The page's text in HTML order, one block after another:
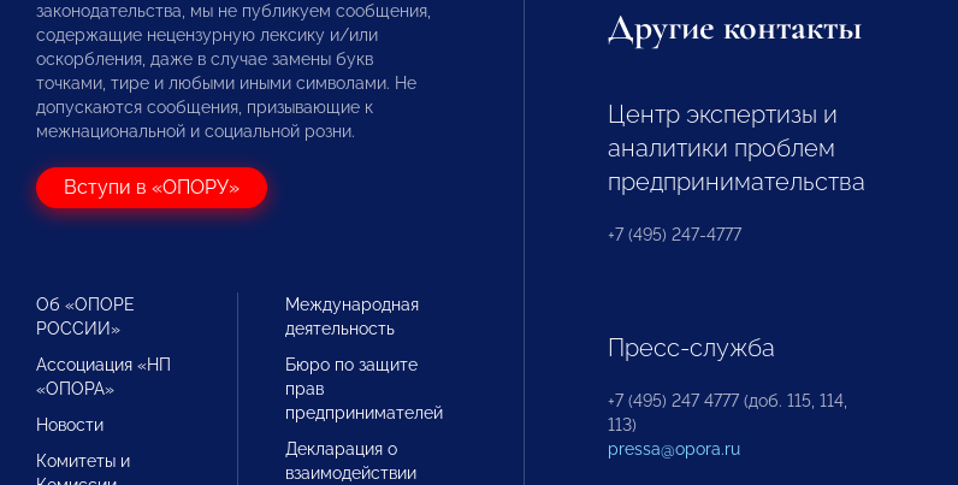
законодательства, мы не публикуем сообщения,
содержащие нецензурную лексику и/или
оскорбления, даже в случае замены букв
точками, тире и любыми иными символами. Не
допускаются сообщения, призывающие к
межнациональной и социальной розни.
Вступи в «ОПОРУ»
Об «ОПОРЕ
РОССИИ»
Ассоциация «НП
«ОПОРА»
Новости
Комитеты и
Международная
деятельность
Бюро по защите
прав
предпринимателей
Декларация о
взаимодействии
Другие контакты
Центр экспертизы и
аналитики проблем
предпринимательства
+7 (495) 247-4777
Пресс-служба
+7 (495) 247 4777 (доб. 115, 114,
113)
pressa@opora.ru